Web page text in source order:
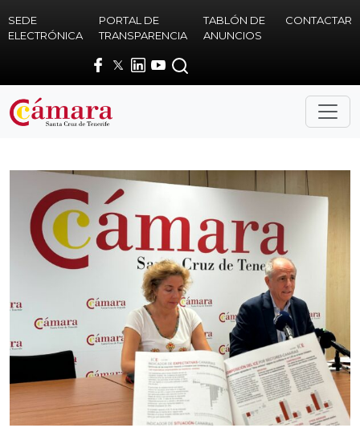
SEDE
ELECTRÓNICA
PORTAL DE
TRANSPARENCIA
TABLÓN DE
ANUNCIOS
CONTACTAR